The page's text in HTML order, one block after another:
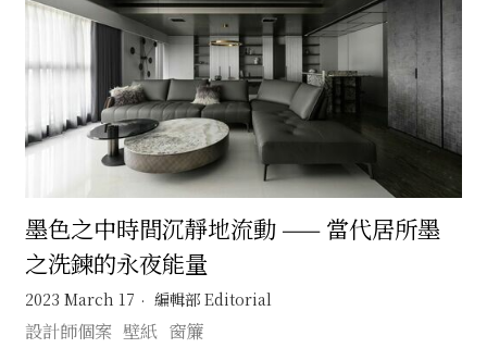
墨色之中時間沉靜地流動 —— 當代居所墨
之洗鍊的永夜能量
2023 March 17 編輯部 Editorial
設計師個案 壁紙 窗簾